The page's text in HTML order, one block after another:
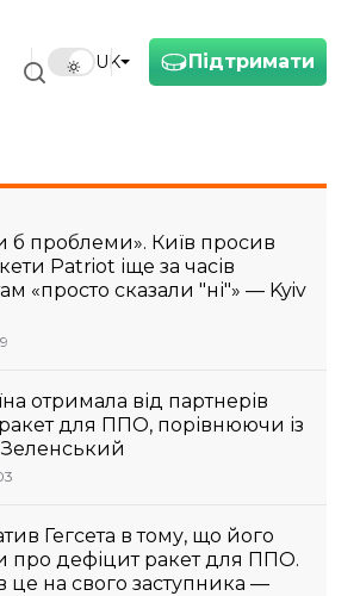
Підтримати
UK
б проблеми». Київ просив
Patriot іще за часів
«просто сказали "ні"» — Kyiv
отримала від партнерів
для ППО, порівнюючи із
Гегсета в тому, що його
про дефіцит ракет для ППО.
це на свого заступника —